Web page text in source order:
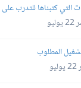
التي كتبناها للتدرب
22 يوليو
المطلوب
22 يوليو